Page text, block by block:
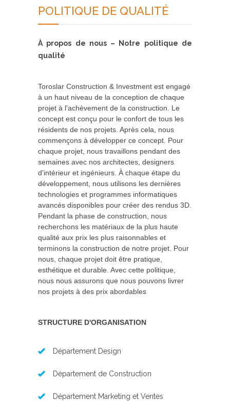
POLITIQUE DE QUALITÉ
À propos de nous – Notre politique de
qualité
Toroslar Construction & Investment est engagé
à un haut niveau de la conception de chaque
projet à l'achèvement de la construction. Le
concept est conçu pour le confort de tous les
résidents de nos projets. Après cela, nous
commençons à développer ce concept. Pour
chaque projet, nous travaillons pendant des
semaines avec nos architectes, designers
d'intérieur et ingénieurs. À chaque étape du
développement, nous utilisons les dernières
technologies et programmes informatiques
avancés disponibles pour créer des rendus 3D.
Pendant la phase de construction, nous
recherchons les matériaux de la plus haute
qualité aux prix les plus raisonnables et
terminons la construction de notre projet. Pour
nous, chaque projet doit être pratique,
esthétique et durable. Avec cette politique,
nous nous assurons que nous pouvons livrer
nos projets à des prix abordables
STRUCTURE D'ORGANISATION
Département Design
Département de Construction
Département Marketing et Ventes